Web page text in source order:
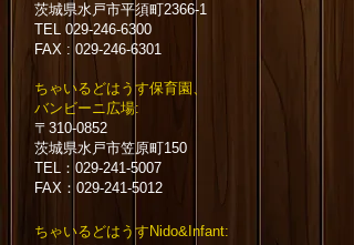
茨城県水戸市平須町2366-1
TEL 029-246-6300
FAX : 029-246-6301
​ちゃいるどはうす保育園、
バンビーニ広場:
〒310-0852
茨城県水戸市笠原町150
TEL：029-241-5007
FAX：029-241-5012
​ちゃいるどはうすNido&Infant: